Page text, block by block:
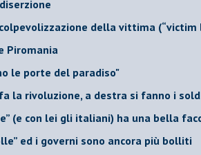
della vittima (“victim
Piromania
le porte del paradiso"
la rivoluzione, a destra si fanno i
(e con lei gli italiani) ha una bella
ed i governi sono ancora più bolliti